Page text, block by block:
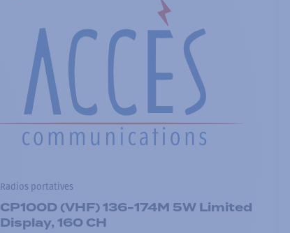
Radios portatives
CP100D (VHF) 136-174M 5W Limited
Display, 160 CH